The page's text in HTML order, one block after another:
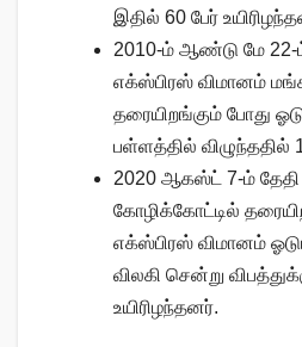
இதில் 60 பேர்
2010-ம் ஆண்டு மே 22-
எக்ஸ்பிரஸ் விமானம்
தரையிறங்கும் போது
பள்ளத்தில் விழுந்ததில்
2020 ஆகஸ்ட் 7-ம் தேதி
கோழிக்கோட்டில்
எக்ஸ்பிரஸ் விமானம்
விலகி சென்று
உயிரிழந்தனர்.